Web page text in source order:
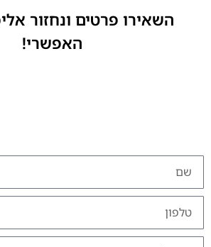
השאירו פרטים ונחזור
האפשרי!